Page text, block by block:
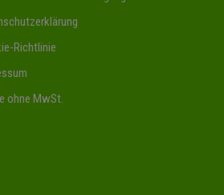
Richtlinie
ohne MwSt.